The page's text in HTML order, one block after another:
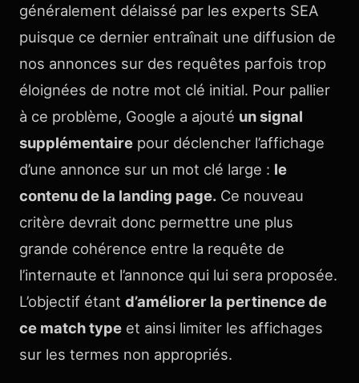
généralement délaissé par les experts SEA
puisque ce dernier entraînait une diffusion de
nos annonces sur des requêtes parfois trop
éloignées de notre mot clé initial. Pour pallier
à ce problème, Google a ajouté un signal
supplémentaire pour déclencher l’affichage
d’une annonce sur un mot clé large : le
contenu de la landing page. Ce nouveau
critère devrait donc permettre une plus
grande cohérence entre la requête de
l’internaute et l’annonce qui lui sera proposée.
L’objectif étant d’améliorer la pertinence de
ce match type et ainsi limiter les affichages
sur les termes non appropriés.